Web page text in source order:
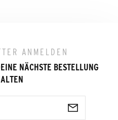
ANMELDEN
NÄCHSTE BESTELLUNG